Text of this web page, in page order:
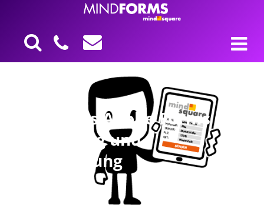
Hyperlinks Adobe Forms –
Darstellung und
Formatierung